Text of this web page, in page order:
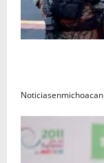
Noticiasenmichoacan